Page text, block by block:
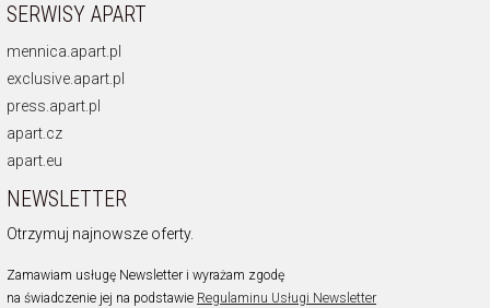
SERWISY APART
mennica.apart.pl
exclusive.apart.pl
press.apart.pl
apart.cz
apart.eu
NEWSLETTER
Otrzymuj najnowsze oferty.
Zamawiam usługę Newsletter i wyrażam zgodę
na świadczenie jej na podstawie Regulaminu Usługi Newsletter